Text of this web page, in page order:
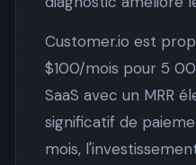
Customer.io est
$100/mois pour 5
SaaS avec un MRR
significatif de
mois,